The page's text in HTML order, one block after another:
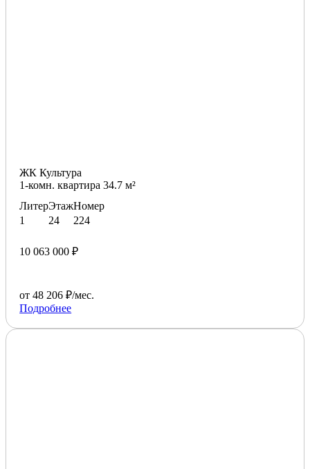
ЖК Культура
1-комн. квартира 34.7 м²
Литер
1
Этаж
24
Номер
224
10 063 000 ₽
от 48 206 ₽/мес.
Подробнее